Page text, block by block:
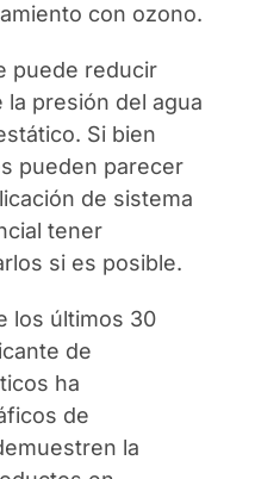
con ozono.
puede reducir
presión del agua
Si bien
pueden parecer
de sistema
tener
si es posible.
los últimos 30
de
ha
de
la